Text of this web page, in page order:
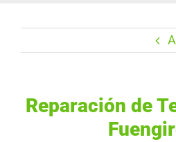
Reparación de